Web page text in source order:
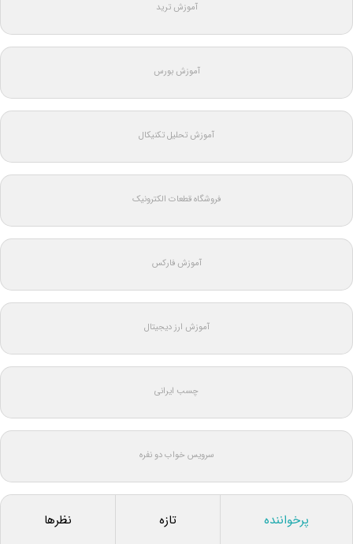
آموزش ترید
آموزش بورس
آموزش تحلیل تکنیکال
فروشگاه قطعات الکترونیک
آموزش فارکس
آموزش ارز دیجیتال
چسب ایرانی
سرویس خواب دو نفره
پرخواننده تازه نظرها